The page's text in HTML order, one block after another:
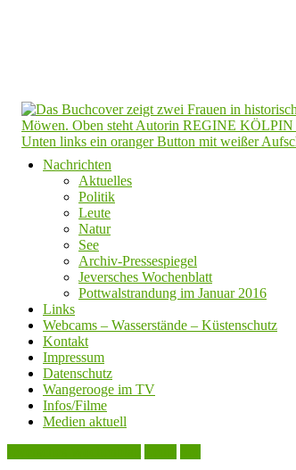
Nachrichten
Aktuelles
Politik
Leute
Natur
See
Archiv-Pressespiegel
Jeversches Wochenblatt
Pottwalstrandung im Januar 2016
Links
Webcams – Wasserstände – Küstenschutz
Kontakt
Impressum
Datenschutz
Wangerooge im TV
Infos/Filme
Medien aktuell